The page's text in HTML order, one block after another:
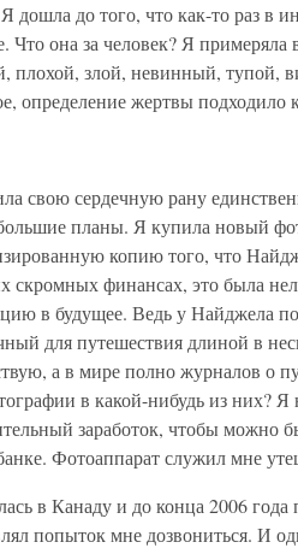
дошла до того, что как-то раз в
Что она за человек? Я
плохой, злой, невинный, тупой,
определение жертвы
свою сердечную рану
планы. Я купила новый
копию того, что
скромных финансах, это была
в будущее. Ведь у Найджела
для путешествия длиной в
а в мире полно журналов о
в какой-нибудь из них? Я
заработок, чтобы можно
Фотоаппарат служил мне
в Канаду и до конца 2006
попыток мне дозвониться. И